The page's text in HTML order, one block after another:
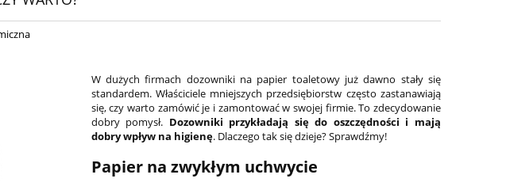
W dużych firmach dozowniki na papier toaletowy już dawno stały się
standardem. Właściciele mniejszych przedsiębiorstw często zastanawiają
się, czy warto zamówić je i zamontować w swojej firmie. To zdecydowanie
dobry pomysł. Dozowniki przykładają się do oszczędności i mają
dobry wpływ na higienę. Dlaczego tak się dzieje? Sprawdźmy!
Papier na zwykłym uchwycie